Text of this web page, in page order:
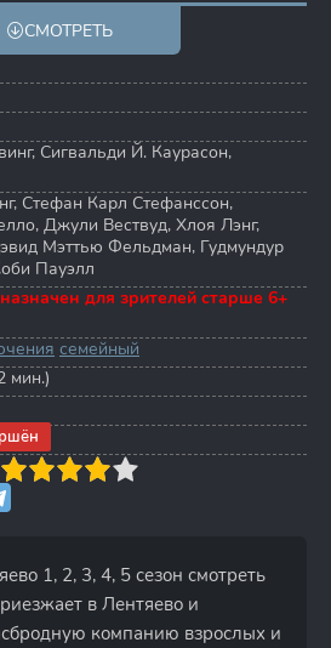
СМОТРЕТЬ
, Сигвальди Й. Каурасон,
, Стефан Карл Стефанссон,
, Джули Вествуд, Хлоя Лэнг,
Мэттью Фельдман, Гудмундур
Пауэлл
для зрителей старше 6+
семейный
мин.)
1, 2, 3, 4, 5 сезон смотреть
в Лентяево и
компанию взрослых и